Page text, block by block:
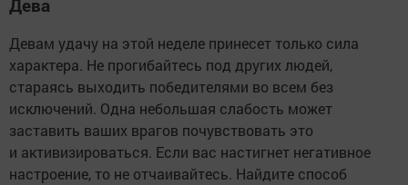
Дева
Девам удачу на этой неделе принесет только сила
характера. Не прогибайтесь под других людей,
стараясь выходить победителями во всем без
исключений. Одна небольшая слабость может
заставить ваших врагов почувствовать это
и активизироваться. Если вас настигнет негативное
настроение, то не отчаивайтесь. Найдите способ